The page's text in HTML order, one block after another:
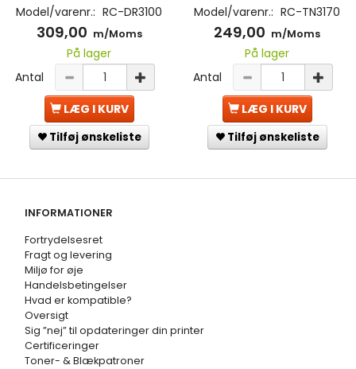
Model/varenr.: RC-DR3100
309,00 m/Moms
På lager
Antal
LÆG I KURV
Tilføj ønskeliste
Model/varenr.: RC-TN3170
249,00 m/Moms
På lager
Antal
LÆG I KURV
Tilføj ønskeliste
INFORMATIONER
Fortrydelsesret
Fragt og levering
Miljø for øje
Handelsbetingelser
Hvad er kompatible?
Oversigt
Sig ”nej” til opdateringer din printer
Certificeringer
Toner- & Blækpatroner